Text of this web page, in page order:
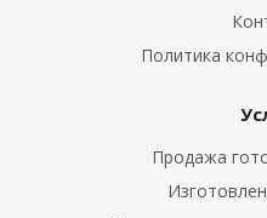
Политика
Продажа